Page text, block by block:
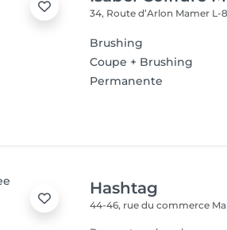
34, Route d’Arlon Mamer L-
Brushing
Coupe + Brushing
Permanente
Hashtag
44-46, rue du commerce